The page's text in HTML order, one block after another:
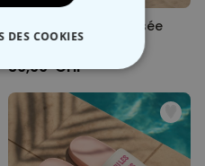
Serviette personnalisée
Aperol avec visage
39,99 CHF
DES COOKIES
NÉCESSAIRE